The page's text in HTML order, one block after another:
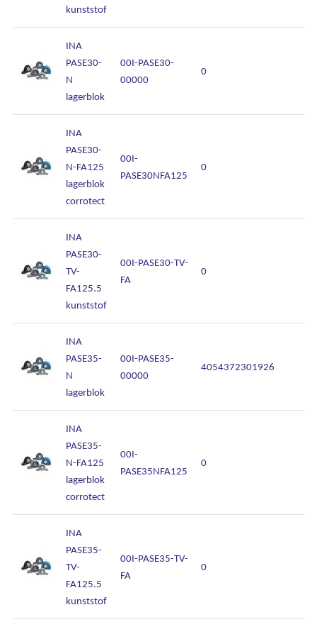
kunststof
INA
PASE30-
N
lagerblok
00I-PASE30-
00000
0
INA
PASE30-
N-FA125
lagerblok
corrotect
00I-
PASE30NFA125
0
INA
PASE30-
TV-
FA125.5
kunststof
00I-PASE30-TV-
FA
0
INA
PASE35-
N
lagerblok
00I-PASE35-
00000
4054372301926
INA
PASE35-
N-FA125
lagerblok
corrotect
00I-
PASE35NFA125
0
INA
PASE35-
TV-
FA125.5
kunststof
00I-PASE35-TV-
FA
0